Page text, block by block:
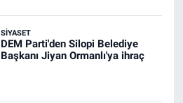
SIYASET
DEM Parti'den Silopi Belediye
Başkanı Jiyan Ormanlı'ya ihraç